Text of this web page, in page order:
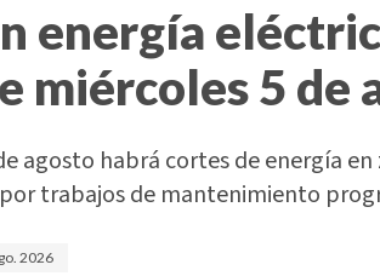
energía
miércoles 5 de
agosto habrá cortes de energía
trabajos de mantenimiento
2026